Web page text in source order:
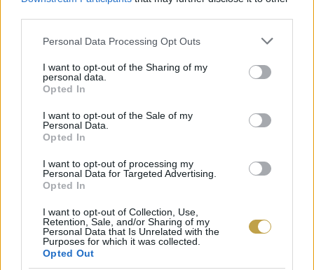
Please note that this website/app uses one or more Google
not limited to your visit or usage behaviour. You may click to
grant or deny consent to Google and its third-party tags to
use your data for below specified purposes in below Google
consent section.
Personal Data Processing Opt Outs
I want to opt-out of the Sharing of my
personal data.
Opted In
I want to opt-out of the Sale of my
Personal Data.
Opted In
I want to opt-out of processing my
Personal Data for Targeted Advertising.
Opted In
I want to opt-out of Collection, Use,
Retention, Sale, and/or Sharing of my
Personal Data that Is Unrelated with the
Purposes for which it was collected.
Opted Out
Sartoria Panatieri – Barcelona,
Spanyolország
Pizza Zulu – Fürth, Németország
nNea – Amsterdam, Hollandia
Szlovákia
Forno d’Oro – Lisszabon, Portugália